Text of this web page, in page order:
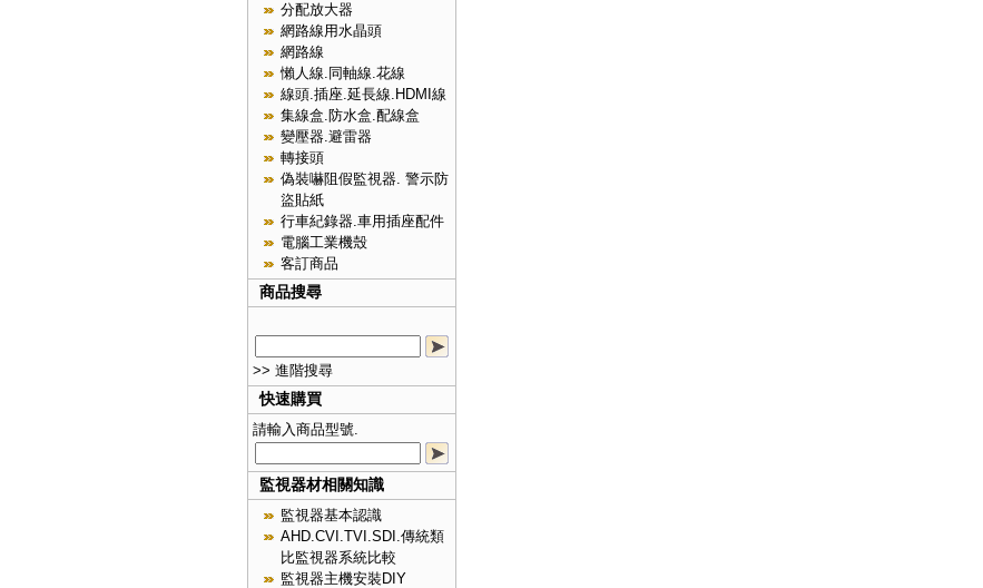
分配放大器
網路線用水晶頭
網路線
懶人線.同軸線.花線
線頭.插座.延長線.HDMI線
集線盒.防水盒.配線盒
變壓器.避雷器
轉接頭
偽裝嚇阻假監視器. 警示防
盜貼紙
行車紀錄器.車用插座配件
電腦工業機殼
客訂商品
商品搜尋
>> 進階搜尋
快速購買
請輸入商品型號.
監視器材相關知識
監視器基本認識
AHD.CVI.TVI.SDI.傳統類
比監視器系統比較
監視器主機安裝DIY